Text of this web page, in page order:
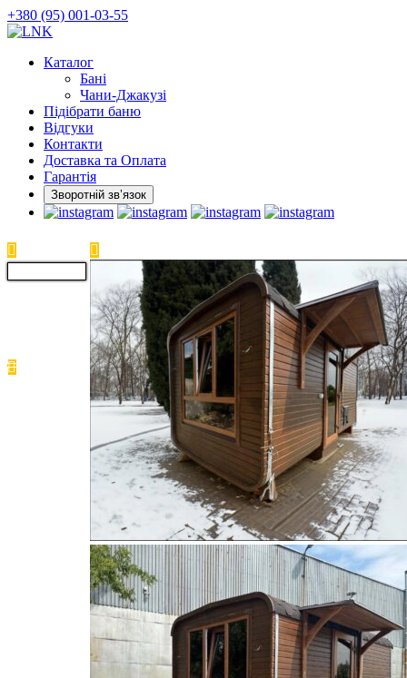
Skip
to
content
+380 (95) 001-03-55
Каталог
Бані
Чани-Джакузі
Підібрати баню
Відгуки
Контакти
Доставка та Оплата
Гарантія
Зворотній звʼязок